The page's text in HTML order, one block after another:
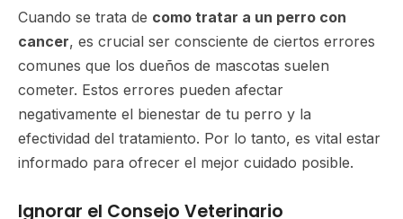
Cuando se trata de como tratar a un perro con
cancer, es crucial ser consciente de ciertos errores
comunes que los dueños de mascotas suelen
cometer. Estos errores pueden afectar
negativamente el bienestar de tu perro y la
efectividad del tratamiento. Por lo tanto, es vital estar
informado para ofrecer el mejor cuidado posible.
Ignorar el Consejo Veterinario